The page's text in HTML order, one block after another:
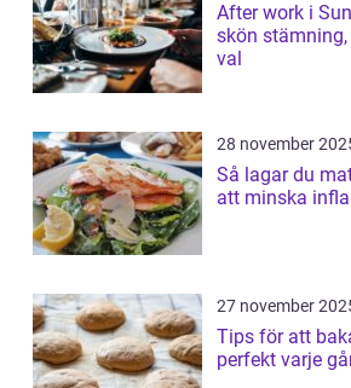
After work i
skön
val
28 november
Så lagar du
att minska
27 november
Tips för att
perfekt varje